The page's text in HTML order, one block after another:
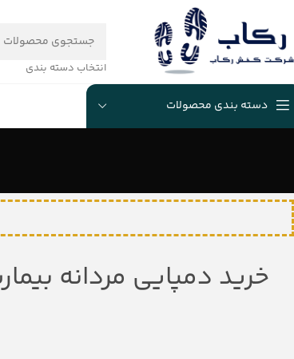
انتخاب دسته بندی
دسته بندی محصولات